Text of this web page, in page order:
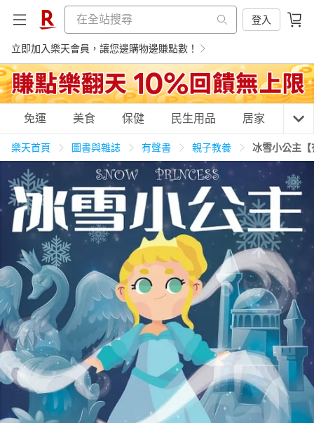
登入
立即加入樂天會員，讓您邊購物邊賺點數！
購物網分類
天天免運 美食蛋糕 養生保健 民生用品
居家生活 3C家電 運動休閒 親子玩具
女裝 男裝 化妝保養 情趣用品
日本購物 電子/紙本書
免運 美食 保健 民生用品 居家 3C
樂天首頁 圖書與雜誌 有聲書 親子教養 冰雪小公主【